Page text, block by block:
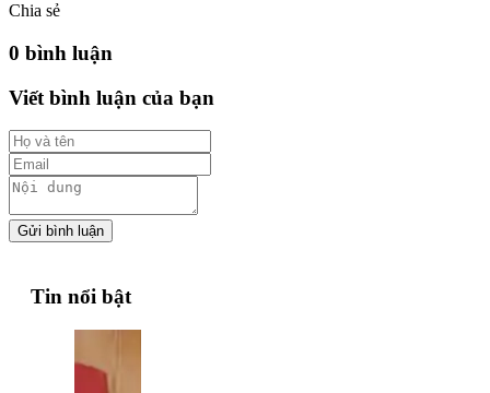
Chia sẻ
0 bình luận
Viết bình luận của bạn
Gửi bình luận
Tin nổi bật